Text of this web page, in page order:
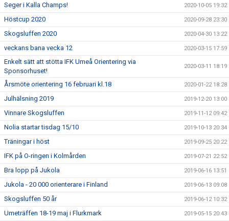
Seger i Kalla Champs! 2020-10-05 19:32
Höstcup 2020 2020-09-28 23:30
Skogsluffen 2020 2020-04-30 13:22
veckans bana vecka 12 2020-03-15 17:59
Enkelt sätt att stötta IFK Umeå Orientering via
Sponsorhuset!
2020-03-11 18:19
Årsmöte orientering 16 februari kl.18 2020-01-22 18:28
Julhälsning 2019 2019-12-20 13:00
Vinnare Skogsluffen 2019-11-12 09:42
Nolia startar tisdag 15/10 2019-10-13 20:34
Träningar i höst 2019-09-25 20:22
IFK på O-ringen i Kolmården 2019-07-21 22:52
Bra lopp på Jukola 2019-06-16 13:51
Jukola - 20 000 orienterare i Finland 2019-06-13 09:08
Skogsluffen 50 år 2019-06-12 10:32
Umeträffen 18-19 maj i Flurkmark 2019-05-15 20:43